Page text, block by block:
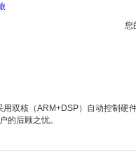
您
双核（ARM+DSP）自动控制
的后顾之忧。